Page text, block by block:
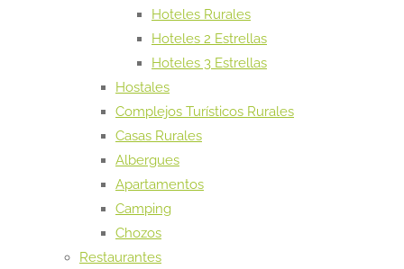
Hoteles Rurales
Hoteles 2 Estrellas
Hoteles 3 Estrellas
Hostales
Complejos Turísticos Rurales
Casas Rurales
Albergues
Apartamentos
Camping
Chozos
Restaurantes